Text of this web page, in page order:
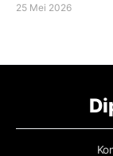
25 Mei 2026